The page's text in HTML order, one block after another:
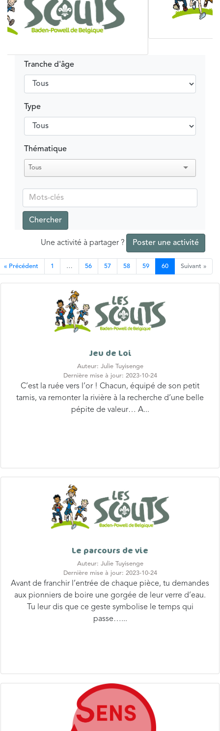
Type
Thématique
Tous
Une activité à partager ?
58 Suivant »
Auteur: Julie Tuyisenge
C’est la ruée vers l’or ! Chacun, équipé de son petit
tamis, va remonter la rivière à la recherche d’une belle
pépite de valeur… A...
Auteur: Julie Tuyisenge
Avant de franchir l’entrée de chaque pièce, tu demandes
aux pionniers de boire une gorgée de leur verre d’eau.
Tu leur dis que ce geste symbolise le temps qui
passe…...